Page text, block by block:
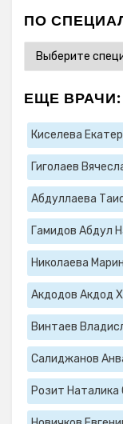
ПО
ЕЩЕ ВРАЧИ:
Киселева
Гиголаев
Абдуллаева
Гамидов Абдул
Николаева
Акдодов Акдод
Винтаев
Салиджанов
Розит Наталика